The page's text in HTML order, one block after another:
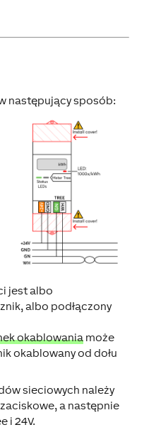
następujący sposób:
jest albo
albo podłączony
okablowaniamoże
okablowany od dołu
sieciowych należy
zaciskowe, a następnie
i 24V.